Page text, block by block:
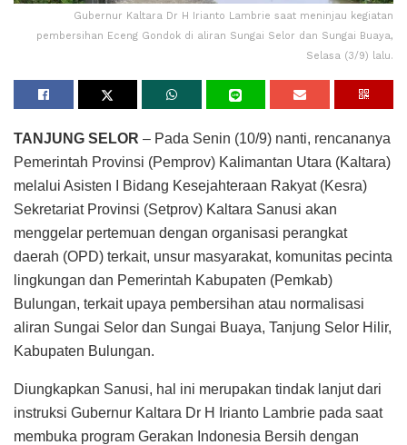
Gubernur Kaltara Dr H Irianto Lambrie saat meninjau kegiatan
pembersihan Eceng Gondok di aliran Sungai Selor dan Sungai Buaya,
Selasa (3/9) lalu.
TANJUNG SELOR – Pada Senin (10/9) nanti, rencananya
Pemerintah Provinsi (Pemprov) Kalimantan Utara (Kaltara)
melalui Asisten I Bidang Kesejahteraan Rakyat (Kesra)
Sekretariat Provinsi (Setprov) Kaltara Sanusi akan
menggelar pertemuan dengan organisasi perangkat
daerah (OPD) terkait, unsur masyarakat, komunitas pecinta
lingkungan dan Pemerintah Kabupaten (Pemkab)
Bulungan, terkait upaya pembersihan atau normalisasi
aliran Sungai Selor dan Sungai Buaya, Tanjung Selor Hilir,
Kabupaten Bulungan.
Diungkapkan Sanusi, hal ini merupakan tindak lanjut dari
instruksi Gubernur Kaltara Dr H Irianto Lambrie pada saat
membuka program Gerakan Indonesia Bersih dengan